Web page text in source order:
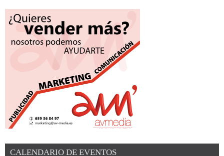
CALENDARIO DE EVENTOS